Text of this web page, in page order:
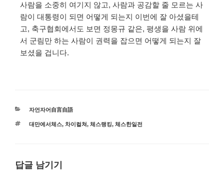
사람을 소중히 여기지 않고, 사람과 공감할 줄 모르는 사
람이 대통령이 되면 어떻게 되는지 이번에 잘 아셨을테
고, 축구협회에서도 보면 정몽규 같은, 평생을 사람 위에
서 군림만 하는 사람이 권력을 잡으면 어떻게 되는지 잘
보셨을 겁니다.
자언자어自言自語
대만에서체스, 차이컬쳐, 체스랭킹, 체스한일전
답글 남기기